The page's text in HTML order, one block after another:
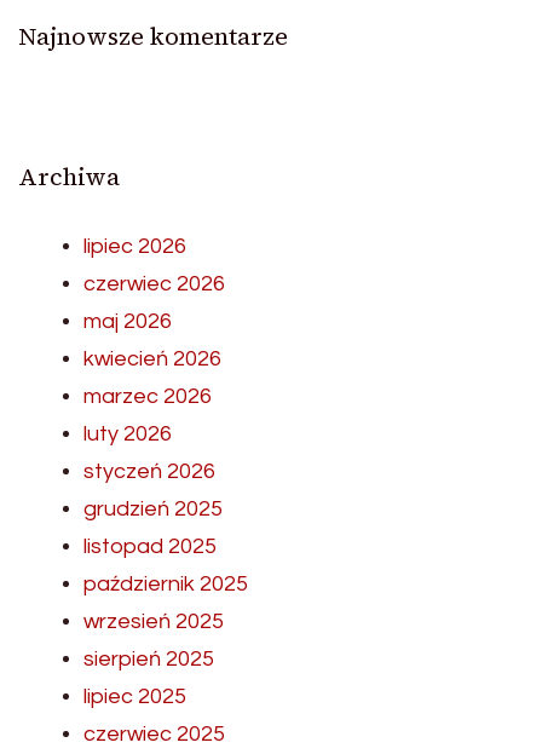
Najnowsze komentarze
Archiwa
lipiec 2026
czerwiec 2026
maj 2026
kwiecień 2026
marzec 2026
luty 2026
styczeń 2026
grudzień 2025
listopad 2025
październik 2025
wrzesień 2025
sierpień 2025
lipiec 2025
czerwiec 2025